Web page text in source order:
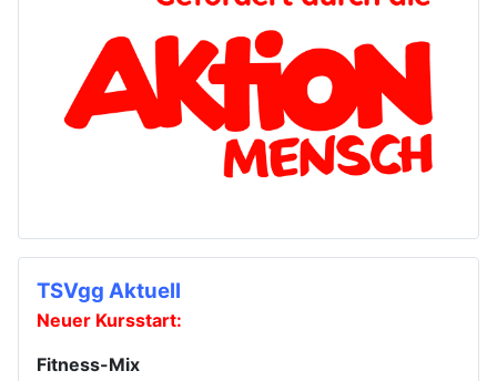
TSVgg Aktuell
Neuer Kursstart:
Fitness-Mix